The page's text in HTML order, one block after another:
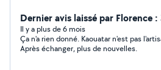
mon temps libre. N'hésitez pas à me contacter en cas
de besoin, même urgents et de
Dernier avis laissé par Florence
Il y a plus de 6 mois
Ça n'a rien donné. Kaouatar n'est pas l'artisan mais son épouse.
Après échanger, plus de nouvelles.